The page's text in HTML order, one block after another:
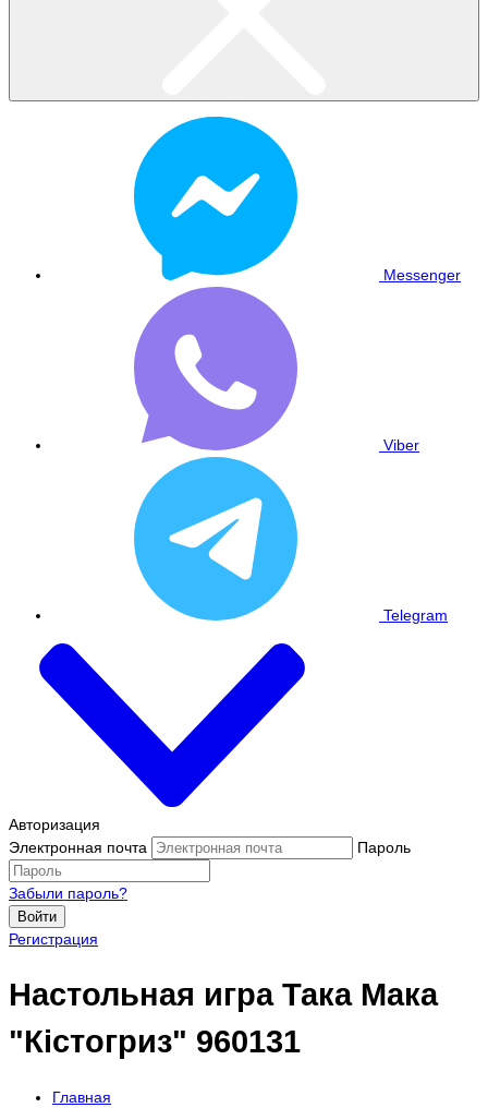
Messenger
Viber
Telegram
Авторизация
Электронная почта
Пароль
Забыли пароль?
Войти
Регистрация
Настольная игра Така Мака
"Кістогриз" 960131
Главная